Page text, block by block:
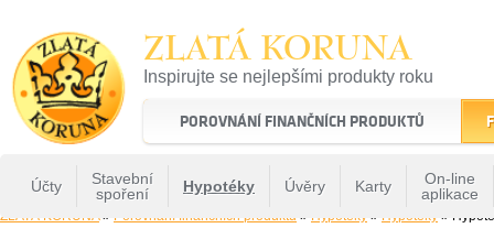
ZLATÁ KORUNA
Inspirujte se nejlepšími produkty roku
22 let tradice a kvality na finančním trhu
POROVNÁNÍ FINANČNÍCH PRODUKTŮ
Účty
Stavební
spoření
Hypotéky Úvěry Karty
On-line
aplikace
ZLATÁ KORUNA» Porovnání finančních produktů » Hypotéky » Hypotéky »